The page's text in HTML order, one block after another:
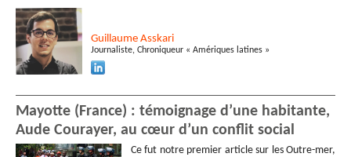
Guillaume Asskari
Journaliste, Chroniqueur « Amériques latines »
Mayotte (France) : témoignage d’une habitante,
Aude Courayer, au cœur d’un conflit social
Ce fut notre premier article sur les Outre-mer,